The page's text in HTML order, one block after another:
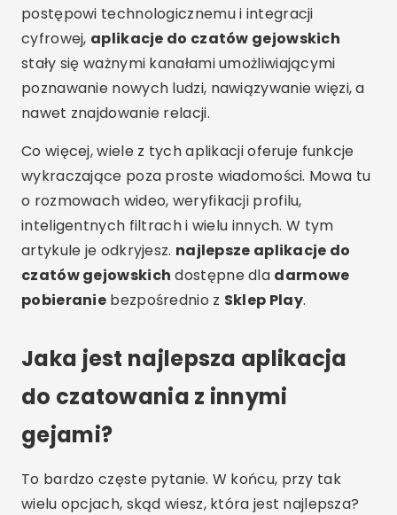
postępowi technologicznemu i integracji
cyfrowej, aplikacje do czatów gejowskich
stały się ważnymi kanałami umożliwiającymi
poznawanie nowych ludzi, nawiązywanie więzi, a
nawet znajdowanie relacji.
Co więcej, wiele z tych aplikacji oferuje funkcje
wykraczające poza proste wiadomości. Mowa tu
o rozmowach wideo, weryfikacji profilu,
inteligentnych filtrach i wielu innych. W tym
artykule je odkryjesz. najlepsze aplikacje do
czatów gejowskich dostępne dla darmowe
pobieranie bezpośrednio z Sklep Play.
Jaka jest najlepsza aplikacja
do czatowania z innymi
gejami?
To bardzo częste pytanie. W końcu, przy tak
wielu opcjach, skąd wiesz, która jest najlepsza?